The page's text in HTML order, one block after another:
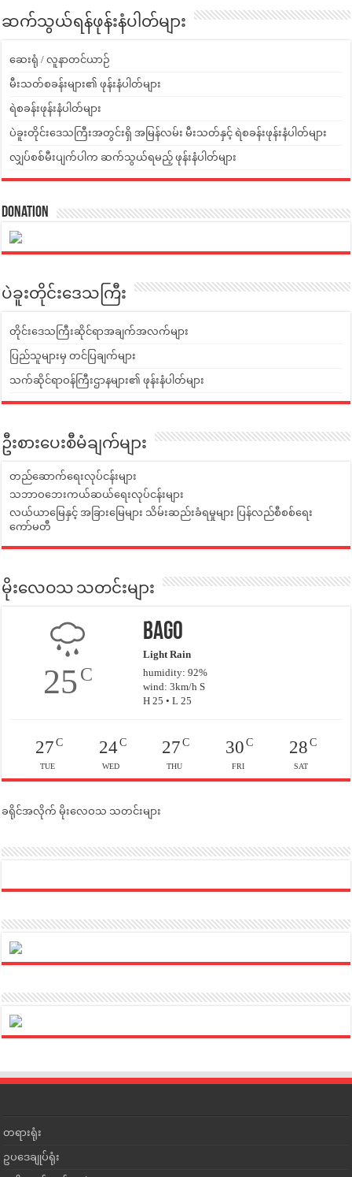
ဆက်သွယ်ရန်ဖုန်းနံပါတ်များ
ဆေးရုံ / လူနာတင်ယာဉ်
မီးသတ်စခန်းများ၏ ဖုန်းနံပါတ်များ
ရဲစခန်းဖုန်းနံပါတ်များ
ပဲခူးတိုင်းဒေသကြီးအတွင်းရှိ အမြန်လမ်း မီးသတ်နှင့် ရဲစခန်းဖုန်းနံပါတ်များ
လျှပ်စစ်မီးပျက်ပါက ဆက်သွယ်ရမည့် ဖုန်းနံပါတ်များ
Donation
ပဲခူးတိုင်းဒေသကြီး
တိုင်းဒေသကြီးဆိုင်ရာအချက်အလက်များ
ပြည်သူများမှ တင်ပြချက်များ
သက်ဆိုင်ရာဝန်ကြီးဌာနများ၏ ဖုန်းနံပါတ်များ
ဦးစားပေးစီမံချက်များ
တည်ဆောက်ရေးလုပ်ငန်းများ
သဘာဝဘေးကယ်ဆယ်ရေးလုပ်ငန်းများ
လယ်ယာမြေနှင့် အခြားမြေများ သိမ်းဆည်းခံရမှုများ ပြန်လည်စီစစ်ရေး
ကော်မတီ
မိုးလေဝသ သတင်းများ
25C
Bago
Light Rain
humidity: 92%
wind: 3km/h S
H 25 • L 25
27C
TUE
24C
WED
27 C
THU
30C
FRI
28C
SAT
ခရိုင်အလိုက် မိုးလေဝသ သတင်းများ
တရားရုံး
ဥပဒေချုပ်ရုံး